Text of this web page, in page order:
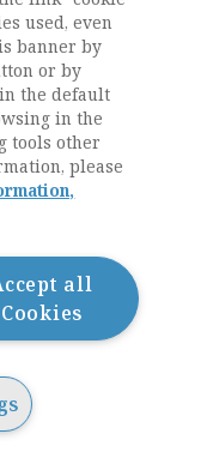
e la
attività
svolte
ma
le fasi –
e
in un
e
used, even
banner by
or by
the default
in the
tools other
please
all
Cookies